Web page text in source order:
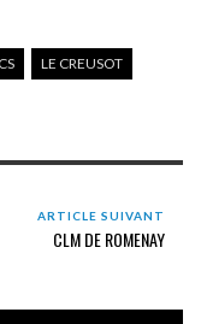
LE CREUSOT
ARTICLE SUIVANT
CLM DE ROMENAY